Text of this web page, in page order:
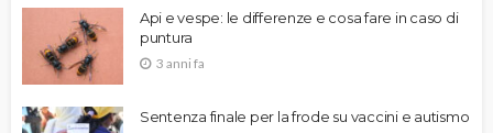
Api e vespe: le differenze e cosa fare in caso di
puntura
3 anni fa
Sentenza finale per la frode su vaccini e autismo